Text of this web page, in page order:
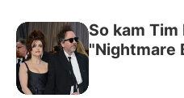
So kam
"Nightmare